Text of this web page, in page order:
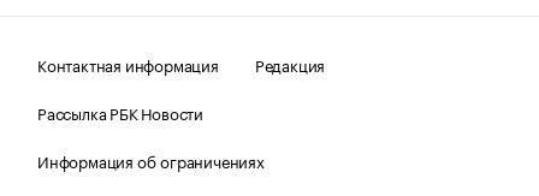
Контактная информация
Редакция
Рассылка РБК Новости
Информация об ограничениях